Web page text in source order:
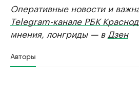
Оперативные новости и
Telegram-канале РБК
мнения, лонгриды — в Дзен
Авторы